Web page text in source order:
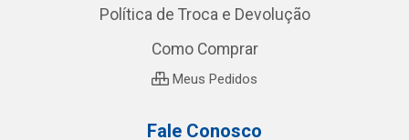
Política de Troca e Devolução
Como Comprar
Meus Pedidos
Fale Conosco